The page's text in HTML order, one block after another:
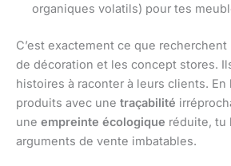
organiques volatils) pour tes
C’est exactement ce que
de décoration et les concept stores.
histoires à raconter à leurs clients.
produits avec une traçabilité
une empreinte écologique réduite, tu
arguments de vente imbatables.